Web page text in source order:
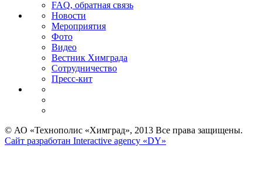
FAQ, обратная связь
Новости
Мероприятия
Фото
Видео
Вестник Химграда
Сотрудничество
Пресс-кит
© АО «Технополис «Химград», 2013 Все права защищены.
Сайт разработан Interactive agency «DY»